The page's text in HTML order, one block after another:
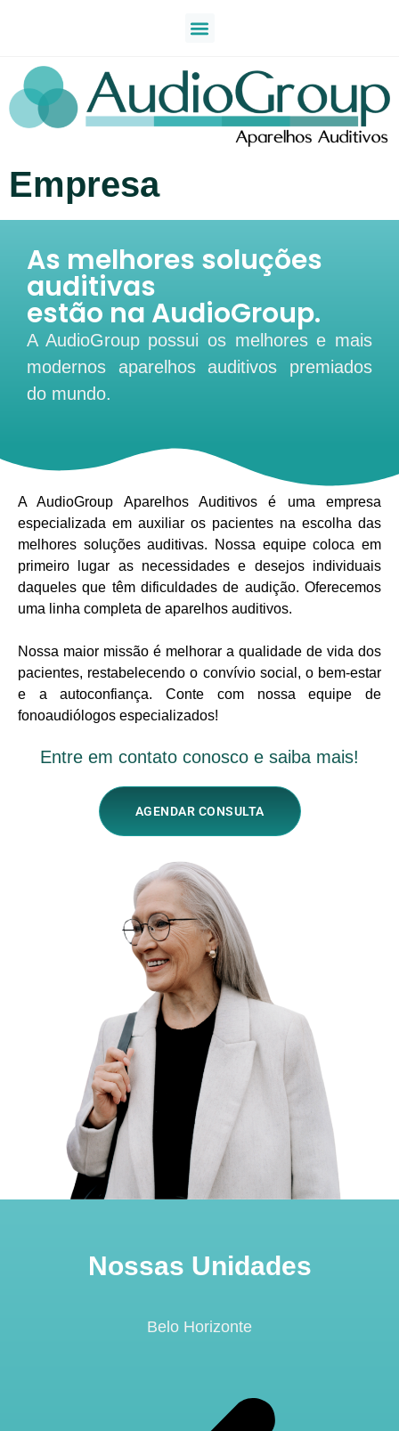
Empresa
As melhores soluções
auditivas
estão na AudioGroup.
A AudioGroup possui os melhores e mais
modernos aparelhos auditivos premiados
do mundo.
A AudioGroup Aparelhos Auditivos é uma empresa
especializada em auxiliar os pacientes na escolha das
melhores soluções auditivas. Nossa equipe coloca em
primeiro lugar as necessidades e desejos individuais
daqueles que têm dificuldades de audição. Oferecemos
uma linha completa de aparelhos auditivos.
Nossa maior missão é melhorar a qualidade de vida dos
pacientes, restabelecendo o convívio social, o bem-estar
e a autoconfiança. Conte com nossa equipe de
fonoaudiólogos especializados!
Entre em contato conosco e saiba mais!
AGENDAR CONSULTA
Nossas Unidades
Belo Horizonte